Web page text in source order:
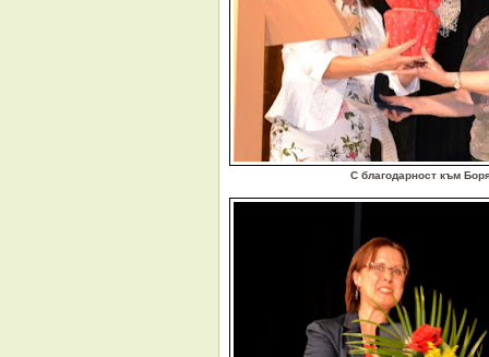
С благодарност към